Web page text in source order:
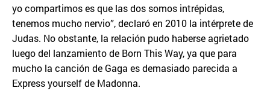
yo compartimos es que las dos somos intrépidas,
tenemos mucho nervio”, declaró en 2010 la intérprete de
Judas. No obstante, la relación pudo haberse agrietado
luego del lanzamiento de Born This Way, ya que para
mucho la canción de Gaga es demasiado parecida a
Express yourself de Madonna.